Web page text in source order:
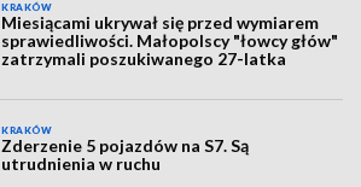
KRAKÓW
Miesiącami ukrywał się przed wymiarem
sprawiedliwości. Małopolscy "łowcy głów"
zatrzymali poszukiwanego 27-latka
KRAKÓW
Zderzenie 5 pojazdów na S7. Są
utrudnienia w ruchu